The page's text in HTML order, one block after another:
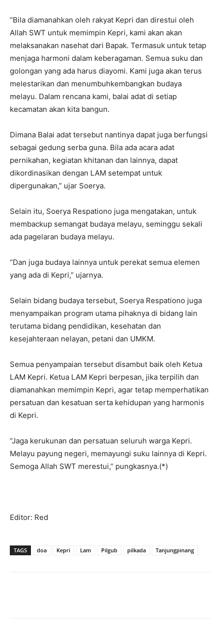
“Bila diamanahkan oleh rakyat Kepri dan direstui oleh
Allah SWT untuk memimpin Kepri, kami akan akan
melaksanakan nasehat dari Bapak. Termasuk untuk tetap
menjaga harmoni dalam keberagaman. Semua suku dan
golongan yang ada harus diayomi. Kami juga akan terus
melestarikan dan menumbuhkembangkan budaya
melayu. Dalam rencana kami, balai adat di setiap
kecamatan akan kita bangun.
Dimana Balai adat tersebut nantinya dapat juga berfungsi
sebagai gedung serba guna. Bila ada acara adat
pernikahan, kegiatan khitanan dan lainnya, dapat
dikordinasikan dengan LAM setempat untuk
dipergunakan,” ujar Soerya.
Selain itu, Soerya Respationo juga mengatakan, untuk
membackup semangat budaya melayu, seminggu sekali
ada pagelaran budaya melayu.
“Dan juga budaya lainnya untuk perekat semua elemen
yang ada di Kepri,” ujarnya.
Selain bidang budaya tersebut, Soerya Respationo juga
menyampaikan program utama pihaknya di bidang lain
terutama bidang pendidikan, kesehatan dan
kesejahteraan nelayan, petani dan UMKM.
Semua penyampaian tersebut disambut baik oleh Ketua
LAM Kepri. Ketua LAM Kepri berpesan, jika terpilih dan
diamanahkan memimpin Kepri, agar tetap memperhatikan
persatuan dan kesatuan serta kehidupan yang harmonis
di Kepri.
“Jaga kerukunan dan persatuan seluruh warga Kepri.
Melayu payung negeri, memayungi suku lainnya di Kepri.
Semoga Allah SWT merestui,” pungkasnya.(*)
Editor: Red
TAGS doa Kepri Lam Pilgub pilkada Tanjungpinang